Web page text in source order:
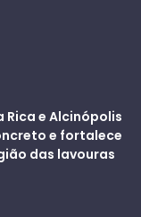
Rica e Alcinópolis
e fortalece
das lavouras